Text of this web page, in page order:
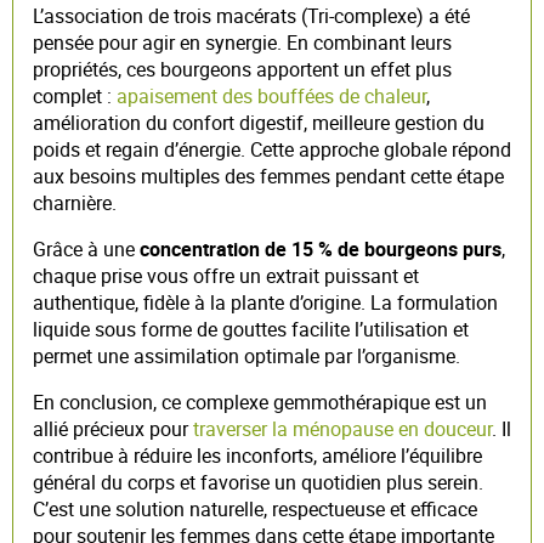
L’association de trois macérats (Tri-complexe) a été
pensée pour agir en synergie. En combinant leurs
propriétés, ces bourgeons apportent un effet plus
complet : apaisement des bouffées de chaleur,
amélioration du confort digestif, meilleure gestion du
poids et regain d’énergie. Cette approche globale répond
aux besoins multiples des femmes pendant cette étape
charnière.
Grâce à uneconcentration de 15 % de bourgeons purs,
chaque prise vous offre un extrait puissant et
authentique, fidèle à la plante d’origine. La formulation
liquide sous forme de gouttes facilite l’utilisation et
permet une assimilation optimale par l’organisme.
En conclusion, ce complexe gemmothérapique est un
allié précieux pourtraverser la ménopause en douceur. Il
contribue à réduire les inconforts, améliore l’équilibre
général du corps et favorise un quotidien plus serein.
C’est une solution naturelle, respectueuse et efficace
pour soutenir les femmes dans cette étape importante